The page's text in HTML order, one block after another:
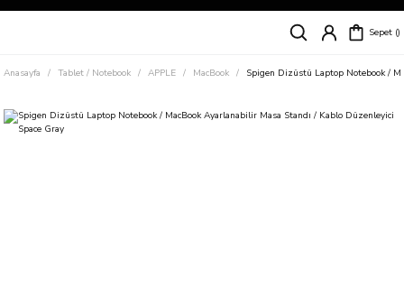
Siparişleriniz
Süper İndirimli Fiyatlar
Sepet
Anasayfa Tablet / Notebook APPLE MacBook Spigen Dizüstü Laptop Notebook /